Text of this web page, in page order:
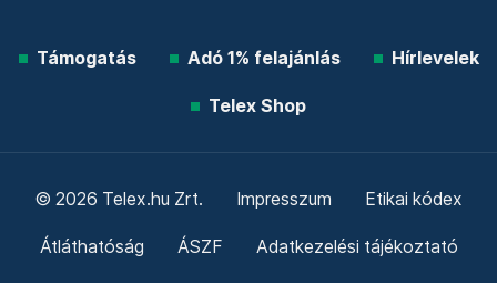
Támogatás Adó 1% felajánlás Hírlevelek
Telex Shop
© 2026 Telex.hu Zrt. Impresszum Etikai kódex
Átláthatóság ÁSZF Adatkezelési tájékoztató